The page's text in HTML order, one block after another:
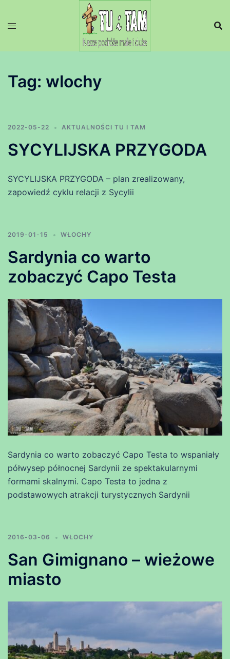
Tag: wlochy
2022-05-22 AKTUALNOŚCI TU I TAM
SYCYLIJSKA PRZYGODA
SYCYLIJSKA PRZYGODA – plan zrealizowany,
zapowiedź cyklu relacji z Sycylii
2019-01-15 WŁOCHY
Sardynia co warto
zobaczyć Capo Testa
Sardynia co warto zobaczyć Capo Testa to wspaniały
półwysep północnej Sardynii ze spektakularnymi
formami skalnymi. Capo Testa to jedna z
podstawowych atrakcji turystycznych Sardynii
2016-03-06 WŁOCHY
San Gimignano – wieżowe
miasto